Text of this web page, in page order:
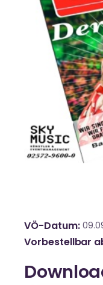
VÖ-Datum
Vorbestellbar